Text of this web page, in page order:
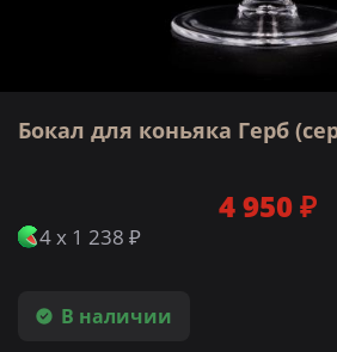
Бокал для коньяка Герб
В наличии
4 950 ₽
4 x 1 238 ₽